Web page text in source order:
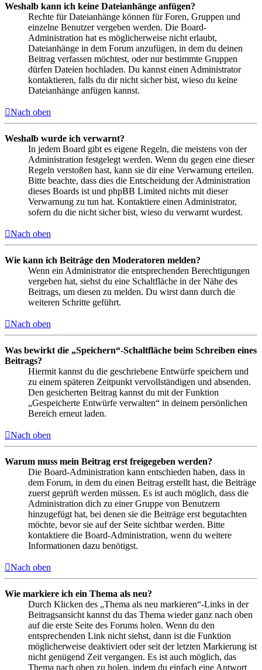
Weshalb kann ich keine Dateianhänge anfügen?
Rechte für Dateianhänge können für Foren, Gruppen und
einzelne Benutzer vergeben werden. Die Board-
Administration hat es möglicherweise nicht erlaubt,
Dateianhänge in dem Forum anzufügen, in dem du deinen
Beitrag verfassen möchtest, oder nur bestimmte Gruppen
dürfen Dateien hochladen. Du kannst einen Administrator
kontaktieren, falls du dir nicht sicher bist, wieso du keine
Dateianhänge anfügen kannst.
Nach oben
Weshalb wurde ich verwarnt?
In jedem Board gibt es eigene Regeln, die meistens von der
Administration festgelegt werden. Wenn du gegen eine dieser
Regeln verstoßen hast, kann sie dir eine Verwarnung erteilen.
Bitte beachte, dass dies die Entscheidung der Administration
dieses Boards ist und phpBB Limited nichts mit dieser
Verwarnung zu tun hat. Kontaktiere einen Administrator,
sofern du die nicht sicher bist, wieso du verwarnt wurdest.
Nach oben
Wie kann ich Beiträge den Moderatoren melden?
Wenn ein Administrator die entsprechenden Berechtigungen
vergeben hat, siehst du eine Schaltfläche in der Nähe des
Beitrags, um diesen zu melden. Du wirst dann durch die
weiteren Schritte geführt.
Nach oben
Was bewirkt die „Speichern“-Schaltfläche beim Schreiben eines
Beitrags?
Hiermit kannst du die geschriebene Entwürfe speichern und
zu einem späteren Zeitpunkt vervollständigen und absenden.
Den gesicherten Beitrag kannst du mit der Funktion
„Gespeicherte Entwürfe verwalten“ in deinem persönlichen
Bereich erneut laden.
Nach oben
Warum muss mein Beitrag erst freigegeben werden?
Die Board-Administration kann entschieden haben, dass in
dem Forum, in dem du einen Beitrag erstellt hast, die Beiträge
zuerst geprüft werden müssen. Es ist auch möglich, dass die
Administration dich zu einer Gruppe von Benutzern
hinzugefügt hat, bei denen sie die Beiträge erst begutachten
möchte, bevor sie auf der Seite sichtbar werden. Bitte
kontaktiere die Board-Administration, wenn du weitere
Informationen dazu benötigst.
Nach oben
Wie markiere ich ein Thema als neu?
Durch Klicken des „Thema als neu markieren“-Links in der
Beitragsansicht kannst du das Thema wieder ganz nach oben
auf die erste Seite des Forums holen. Wenn du den
entsprechenden Link nicht siehst, dann ist die Funktion
möglicherweise deaktiviert oder seit der letzten Markierung ist
nicht genügend Zeit vergangen. Es ist auch möglich, das
Thema nach oben zu holen, indem du einfach eine Antwort